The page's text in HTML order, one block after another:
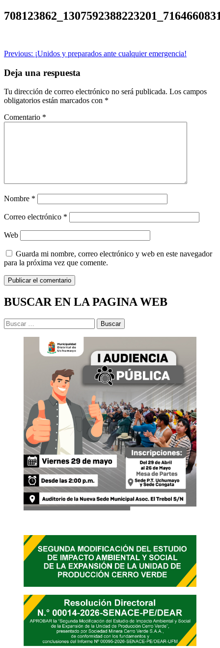
Navegación
de
entradas
Previous: ¡Unidos y preparados ante cualquier emergencia!
Deja una respuesta
Tu dirección de correo electrónico no será publicada. Los campos
obligatorios están marcados con *
Comentario *
Nombre *
Correo electrónico *
Web
Guarda mi nombre, correo electrónico y web en este navegador
para la próxima vez que comente.
BUSCAR EN LA PAGINA WEB
Buscar: